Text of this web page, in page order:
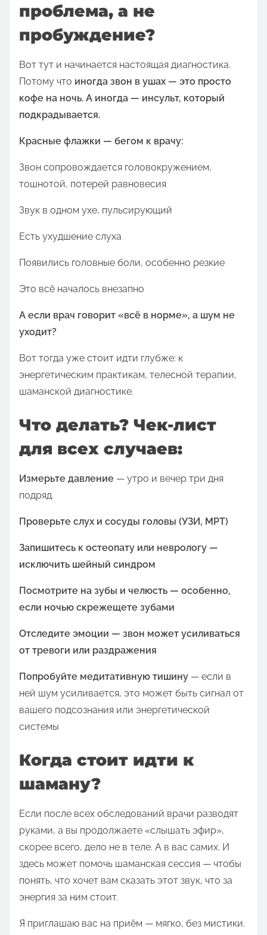
проблема, а не
пробуждение?
Вот тут и начинается настоящая диагностика.
Потому что иногда звон в ушах — это просто
кофе на ночь. А иногда — инсульт, который
подкрадывается.
Красные флажки — бегом к врачу:
Звон сопровождается головокружением,
тошнотой, потерей равновесия
Звук в одном ухе, пульсирующий
Есть ухудшение слуха
Появились головные боли, особенно резкие
Это всё началось внезапно
А если врач говорит «всё в норме», а шум не
уходит?
Вот тогда уже стоит идти глубже: к
энергетическим практикам, телесной терапии,
шаманской диагностике.
Что делать? Чек-лист
для всех случаев:
Измерьте давление — утро и вечер три дня
подряд.
Проверьте слух и сосуды головы (УЗИ, МРТ)
Запишитесь к остеопату или неврологу —
исключить шейный синдром
Посмотрите на зубы и челюсть — особенно,
если ночью скрежещете зубами
Отследите эмоции — звон может усиливаться
от тревоги или раздражения
Попробуйте медитативную тишину — если в
ней шум усиливается, это может быть сигнал от
вашего подсознания или энергетической
системы
Когда стоит идти к
шаману?
Если после всех обследований врачи разводят
руками, а вы продолжаете «слышать эфир»,
скорее всего, дело не в теле. А в вас самих. И
здесь может помочь шаманская сессия — чтобы
понять, что хочет вам сказать этот звук, что за
энергия за ним стоит.
Я приглашаю вас на приём — мягко, без мистики.